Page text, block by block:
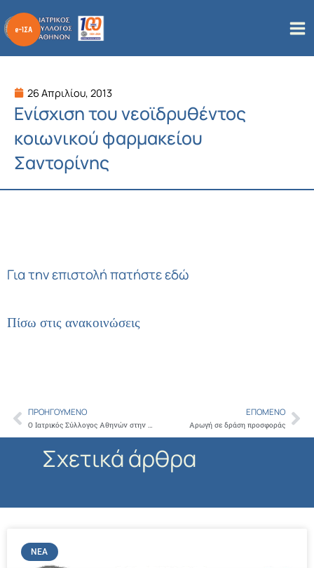
στο
περιεχόμενο
26 Απριλίου, 2013
Ενίσχιση του νεοϊδρυθέντος
κοιωνικού φαρμακείου
Σαντορίνης
Για την επιστολή πατήστε εδώ
Πίσω στις ανακοινώσεις
Prev
ΠΡΟΗΓΟΎΜΕΝΟ
Ο Ιατρικός Σύλλογος Αθηνών στην Προάσπιση της Υγείας των πολιτών
ΕΠΌΜΕΝΟ
Αρωγή σε δράση προσφοράς
Σχετικά άρθρα
ΝΈΑ